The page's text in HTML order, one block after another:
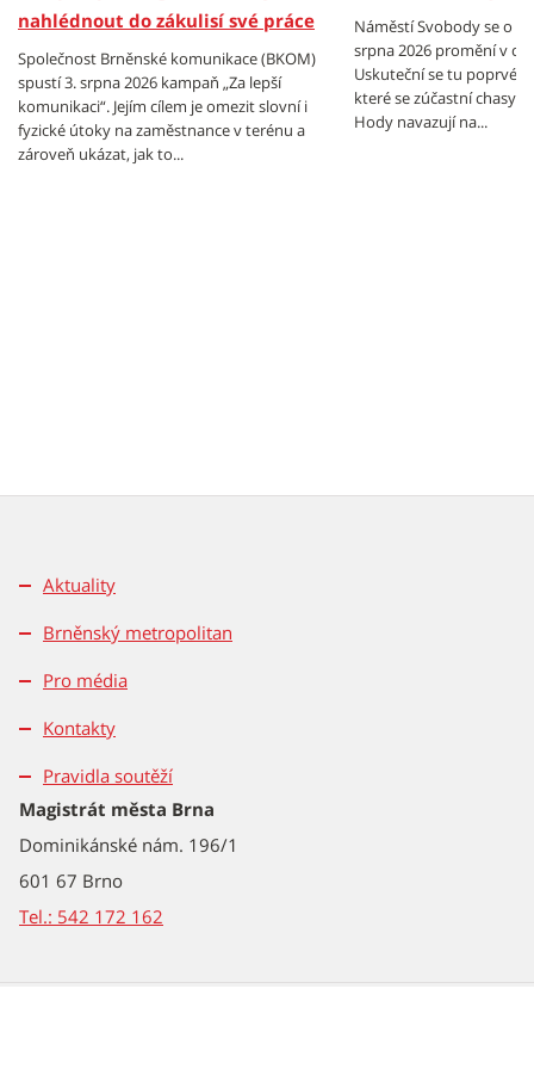
nahlédnout do zákulisí své práce
Společnost Brněnské komunikace (BKOM)
spustí 3. srpna 2026 kampaň „Za lepší
komunikaci“. Jejím cílem je omezit slovní i
fyzické útoky na zaměstnance v terénu a
zároveň ukázat, jak to...
Náměstí Svobody se o
srpna 2026 promění v
Uskuteční se tu poprvé
které se zúčastní chasy
Hody navazují na...
Aktuality
Brněnský metropolitan
Pro média
Kontakty
Pravidla soutěží
Magistrát města Brna
Dominikánské nám. 196/1
601 67 Brno
Tel.: 542 172 162